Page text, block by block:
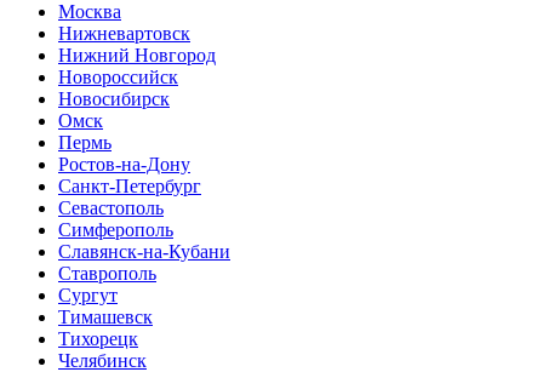
Москва
Нижневартовск
Нижний Новгород
Новороссийск
Новосибирск
Омск
Пермь
Ростов-на-Дону
Санкт-Петербург
Севастополь
Симферополь
Славянск-на-Кубани
Ставрополь
Сургут
Тимашевск
Тихорецк
Челябинск